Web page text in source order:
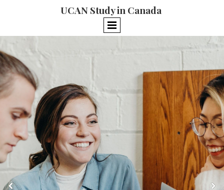
UCAN Study in Canada